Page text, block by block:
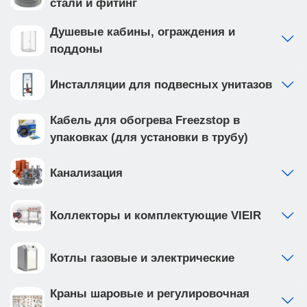
стали и фитинг
Душевые кабины, ограждения и
поддоны
Инсталляции для подвесных унитазов
Кабель для обогрева Freezstop в
упаковках (для установки в трубу)
Канализация
Коллекторы и комплектующие VIEIR
Котлы газовые и электрические
Краны шаровые и регулировочная